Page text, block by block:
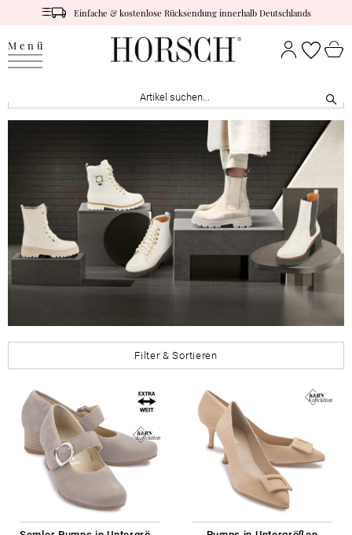
Einfache & kostenlose Rücksendung innerhalb Deutschlands
Menü
Filter & Sortieren